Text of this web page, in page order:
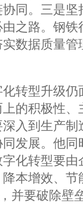
同。三是
之路。钢
数据质量
转型升级
的积极性
入到生产
发展。他
化转型要
本增效、
并要破除壁